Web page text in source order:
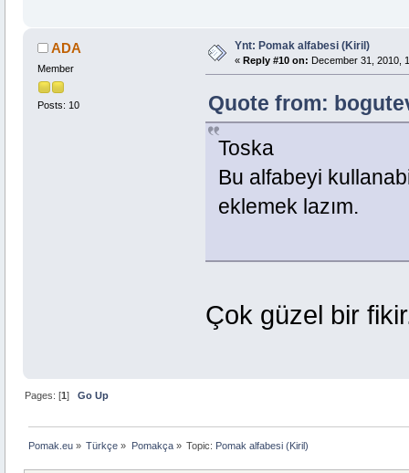
ADA
Member
Posts: 10
Ynt: Pomak alfabesi (Kiril)
« Reply #10 on: December 31, 2010,
Quote from:
Toska
Bu alfabeyi
eklemek lazım.
Çok güzel bir
Pages: [1]Go Up
Pomak.eu » Türkçe » Pomakça» Topic: Pomak alfabesi (Kiril)